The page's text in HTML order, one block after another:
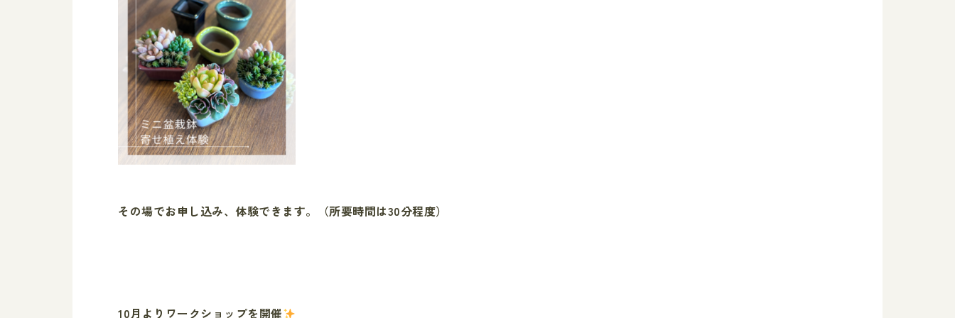
その場でお申し込み、体験できます。（所要時間は30分程度）
10月よりワークショップを開催